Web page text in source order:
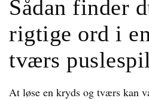
Sådan finder
rigtige ord i
tværs puslespil
At løse en kryds og tværs kan